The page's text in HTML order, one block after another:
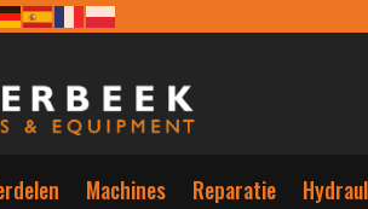
Machines Reparatie